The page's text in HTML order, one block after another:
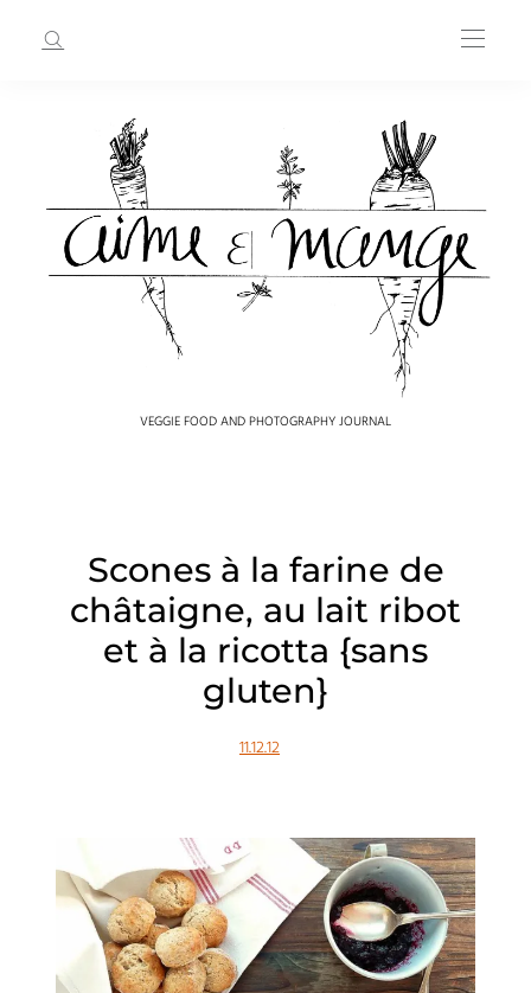
VEGGIE FOOD AND PHOTOGRAPHY JOURNAL
Scones à la farine de
châtaigne, au lait ribot
et à la ricotta {sans
gluten}
11.12.12